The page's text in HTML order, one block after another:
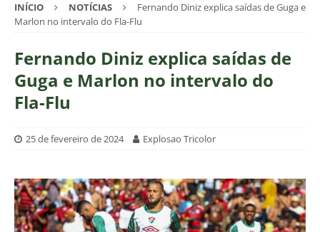
INÍCIO NOTÍCIAS
Fernando Diniz explica saídas de Guga e
Marlon no intervalo do Fla-Flu
Fernando Diniz explica saídas de
Guga e Marlon no intervalo do
Fla-Flu
25 de fevereiro de 2024 Explosao Tricolor